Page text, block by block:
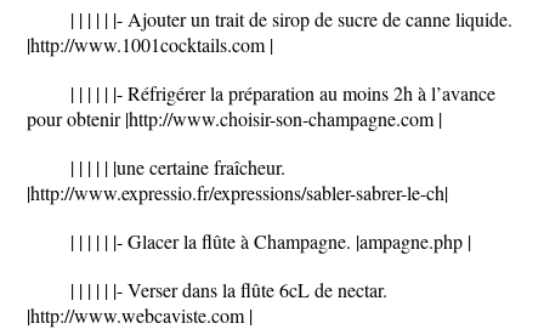
| | | | | |- Ajouter un trait de sirop de sucre de canne liquide.
|http://www.1001cocktails.com |
| | | | | |- Réfrigérer la préparation au moins 2h à l’avance
pour obtenir |http://www.choisir-son-champagne.com |
| | | | | |une certaine fraîcheur.
|http://www.expressio.fr/expressions/sabler-sabrer-le-ch|
| | | | | |- Glacer la flûte à Champagne. |ampagne.php |
| | | | | |- Verser dans la flûte 6cL de nectar.
|http://www.webcaviste.com |